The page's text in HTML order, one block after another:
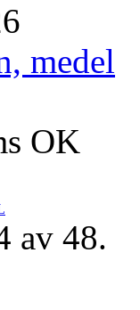
medel
OK
av 48.